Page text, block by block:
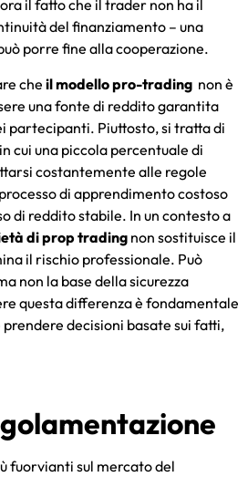
il fatto che il trader non ha il
del finanziamento – una
porre fine alla cooperazione.
che il modello pro-trading non è
una fonte di reddito garantita
partecipanti. Piuttosto, si tratta di
cui una piccola percentuale di
costantemente alle regole
di apprendimento costoso
di reddito stabile. In un contesto a
di prop trading non sostituisce il
il rischio professionale. Può
non la base della sicurezza
questa differenza è fondamentale
decisioni basate sui fatti,
fuorvianti sul mercato del